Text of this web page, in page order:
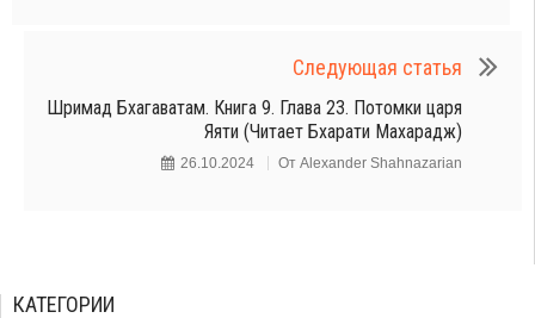
Следующая статья
Шримад Бхагаватам. Книга 9. Глава 23. Потомки царя
Яяти (Читает Бхарати Махарадж)
26.10.2024 От Alexander Shahnazarian
КАТЕГОРИИ